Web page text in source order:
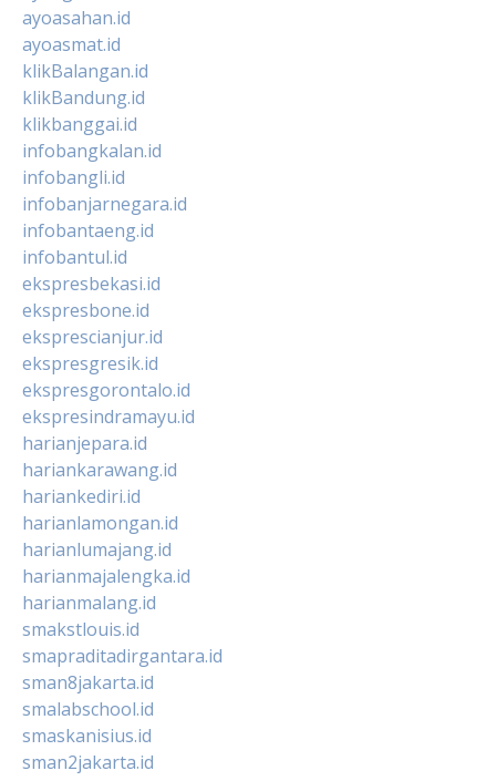
ayoasahan.id
ayoasmat.id
klikBalangan.id
klikBandung.id
klikbanggai.id
infobangkalan.id
infobangli.id
infobanjarnegara.id
infobantaeng.id
infobantul.id
ekspresbekasi.id
ekspresbone.id
eksprescianjur.id
ekspresgresik.id
ekspresgorontalo.id
ekspresindramayu.id
harianjepara.id
hariankarawang.id
hariankediri.id
harianlamongan.id
harianlumajang.id
harianmajalengka.id
harianmalang.id
smakstlouis.id
smapraditadirgantara.id
sman8jakarta.id
smalabschool.id
smaskanisius.id
sman2jakarta.id